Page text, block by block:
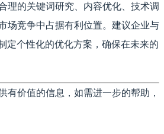
理的关键词研究、内容优化、技术调
场竞争中占据有利位置。建议企业与
定个性化的优化方案，确保在未来的
有价值的信息，如需进一步的帮助，